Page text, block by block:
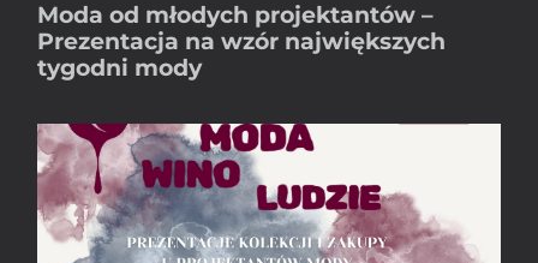
Moda od młodych projektantów –
Prezentacja na wzór największych
tygodni mody